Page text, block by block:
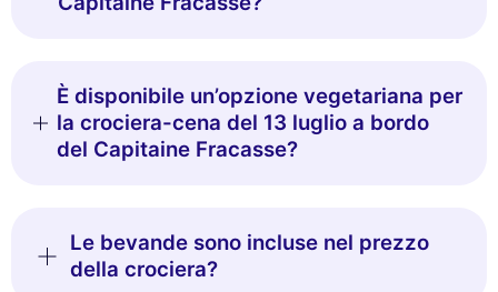
È disponibile un’opzione vegetariana per
la crociera-cena del 13 luglio a bordo
del Capitaine Fracasse?
Le bevande sono incluse nel prezzo
della crociera?